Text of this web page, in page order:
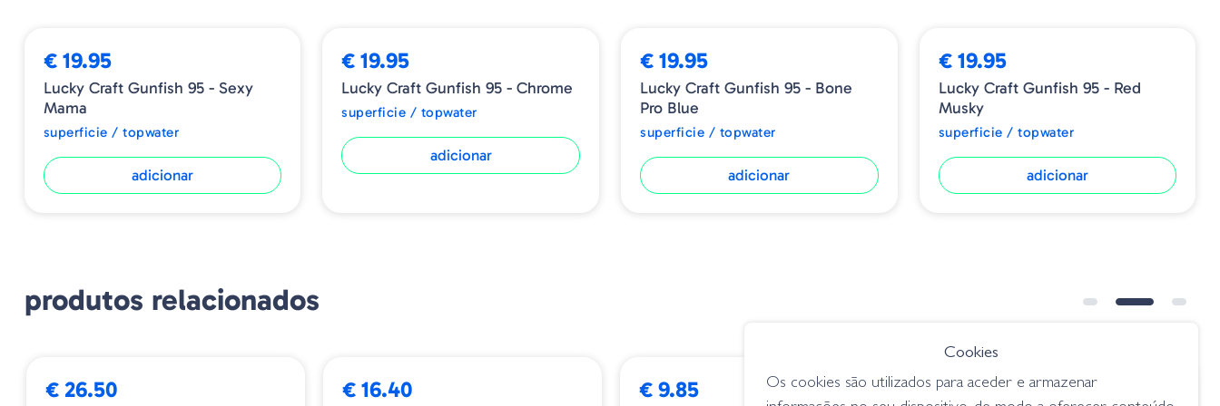
€ 19.95
Lucky Craft Gunfish 95 - Sexy
Mama
superficie / topwater
adicionar
€ 19.95
Lucky Craft Gunfish 95 - Chrome
superficie / topwater
adicionar
€ 19.95
Lucky Craft Gunfish 95 - Bone
Pro Blue
superficie / topwater
adicionar
€ 19.95
Lucky Craft Gunfish 95 - Red
Musky
superficie / topwater
adicionar
produtos relacionados
€ 26.50 € 16.40 € 9.85
➕ OPÇÕES
€ 16.50
Cookies
Os cookies são utilizados para aceder e armazenar